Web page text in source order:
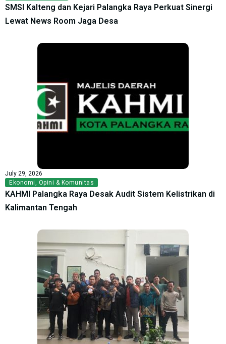
SMSI Kalteng dan Kejari Palangka Raya Perkuat Sinergi
Lewat News Room Jaga Desa
July 29, 2026
Ekonomi, Opini & Komunitas
KAHMI Palangka Raya Desak Audit Sistem Kelistrikan di
Kalimantan Tengah